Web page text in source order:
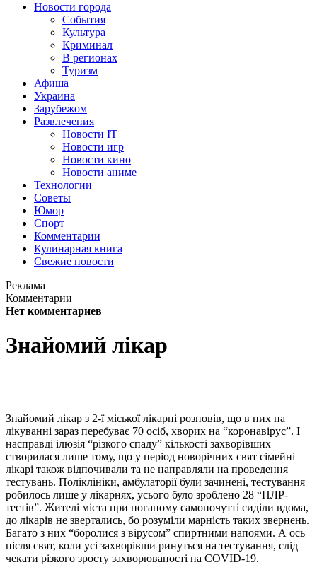
Новости города
События
Культура
Криминал
В регионах
Туризм
Афиша
Украина
Зарубежом
Развлечения
Новости IT
Новости игр
Новости кино
Новости аниме
Технологии
Советы
Юмор
Спорт
Комментарии
Кулинарная книга
Свежие новости
Реклама
Комментарии
Нет комментариев
Знайомий лікар
Знайомий лікар з 2-ї міської лікарні розповів, що в них на
лікуванні зараз перебуває 70 осіб, хворих на “коронавірус”. І
насправді ілюзія “різкого спаду” кількості захворівших
створилася лише тому, що у період новорічних свят сімейні
лікарі також відпочивали та не направляли на проведення
тестувань. Поліклініки, амбулаторії були зачинені, тестування
робилось лише у лікарнях, усього було зроблено 28 “ПЛР-
тестів”. Жителі міста при поганому самопочутті сиділи вдома,
до лікарів не звертались, бо розуміли марність таких звернень.
Багато з них “боролися з вірусом” спиртними напоями. А ось
після свят, коли усі захворівши ринуться на тестування, слід
чекати різкого зросту захворюваності на COVID-19.